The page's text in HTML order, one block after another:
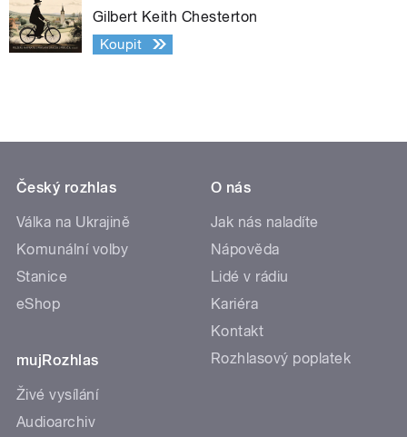
Gilbert Keith Chesterton
Koupit
Český rozhlas
Válka na Ukrajině
Komunální volby
Stanice
eShop
mujRozhlas
Živé vysílání
Audioarchiv
O nás
Jak nás naladíte
Nápověda
Lidé v rádiu
Kariéra
Kontakt
Rozhlasový poplatek